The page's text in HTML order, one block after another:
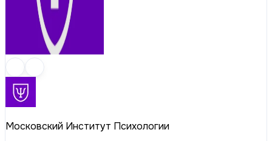
Московский Институт Психологии